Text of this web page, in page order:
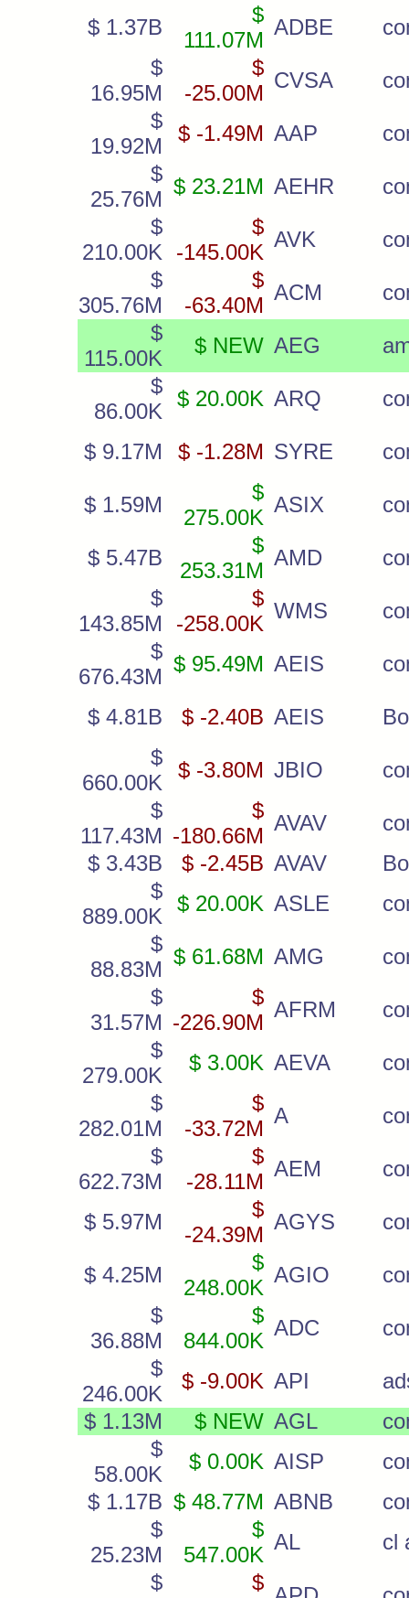
$ 1.37B
$
111.07M
ADBE
$
16.95M
$
-25.00M
CVSA
$
19.92M
$ -1.49M AAP
$
25.76M
$ 23.21M AEHR
$
210.00K
$
-145.00K
AVK
$
305.76M
$
-63.40M
ACM
$
115.00K
$ NEW AEG
$
86.00K
$ 20.00K ARQ
$ 9.17M $ -1.28M SYRE
$ 1.59M
$
275.00K
ASIX
$ 5.47B
$
253.31M
AMD
$
143.85M
$
-258.00K
WMS
$
676.43M
$ 95.49M AEIS
$ 4.81B $ -2.40B AEIS
$
660.00K
$ -3.80M JBIO
$
117.43M
$
-180.66M
AVAV
$ 3.43B
$ -2.45B AVAV
$
889.00K
$ 20.00K ASLE
$
88.83M
$ 61.68M AMG
$
31.57M
$
-226.90M
AFRM
$
279.00K
$ 3.00K AEVA
$
282.01M
$
-33.72M
A
$
622.73M
$
-28.11M
AEM
$ 5.97M
$
-24.39M
AGYS
$ 4.25M
$
248.00K
AGIO
$
36.88M
$
844.00K
ADC
$
246.00K
$ -9.00K API
$ 1.13M
$ NEW AGL
$
58.00K
$ 0.00K AISP
$ 1.17B $ 48.77M ABNB
$
25.23M
$
547.00K
AL
cl
$
$